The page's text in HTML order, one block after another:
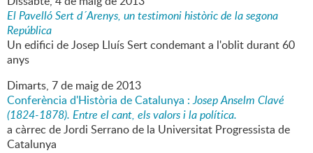
El Pavelló Sert d´Arenys, un testimoni històric de la segona
República
Un edifici de Josep Lluís Sert condemant a l'oblit durant 60
anys
Dimarts, 7de maigde2013
Conferència d'Història de Catalunya :Josep Anselm Clavé
(1824-1878). Entre el cant, els valors i la política.
a càrrec de Jordi Serrano de la Universitat Progressista de
Catalunya